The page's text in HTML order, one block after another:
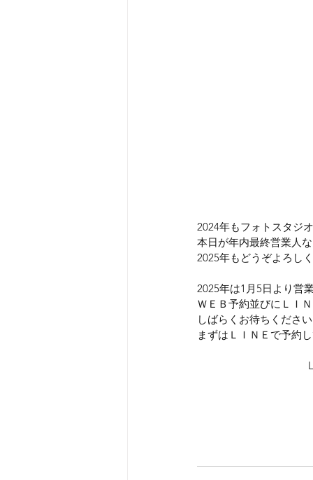
2024年もフォトスタジ
本日が年内最終営業人
2025年もどうぞよろし
2025年は1月5日より営
ＷＥＢ予約並びにＬＩ
しばらくお待ちくださ
まずはＬＩＮＥで予約